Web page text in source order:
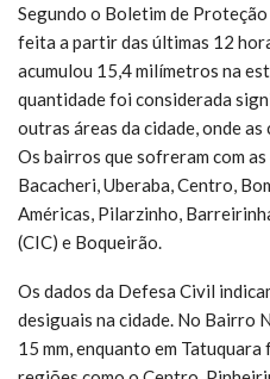
Segundo o Boletim de
feita a partir das últimas 12
acumulou 15,4 milímetros na
quantidade foi considerada
outras áreas da cidade, onde
Os bairros que sofreram com
Bacacheri, Uberaba, Centro,
Américas, Pilarzinho,
(CIC) e Boqueirão.
Os dados da Defesa Civil
desiguais na cidade. No Bairro
15 mm, enquanto em